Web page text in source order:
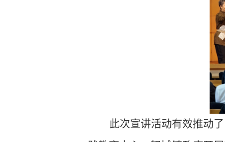
此次宣讲活动有效推动